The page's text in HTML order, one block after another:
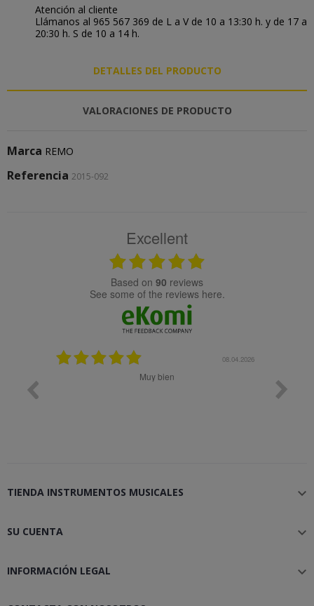
Atención al cliente
Llámanos al 965 567 369 de L a V de 10 a 13:30 h. y de 17 a
20:30 h. S de 10 a 14 h.
DETALLES DEL PRODUCTO
VALORACIONES DE PRODUCTO
Marca REMO
Referencia 2015-092
Excellent
based on 90 reviews
see some of the reviews here.
08.04.2026
Muy bien
TIENDA INSTRUMENTOS MUSICALES 
SU CUENTA 
INFORMACIÓN LEGAL 